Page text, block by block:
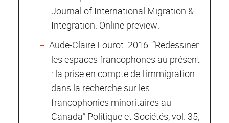
Journal of International Migration &
Integration. Online preview.
Aude-Claire Fourot. 2016. “Redessiner
les espaces francophones au présent
: la prise en compte de l'immigration
dans la recherche sur les
francophonies minoritaires au
Canada” Politique et Sociétés, vol. 35,